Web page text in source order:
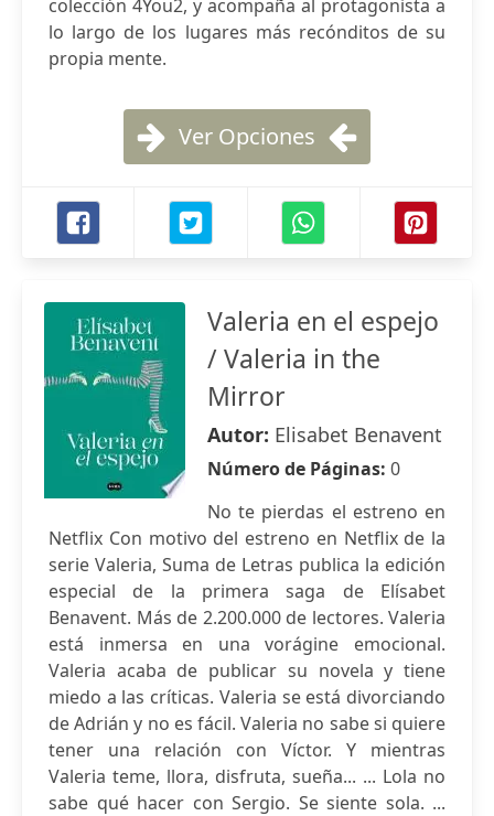
colección 4You2, y acompaña al protagonista a
lo largo de los lugares más recónditos de su
propia mente.
Ver Opciones
Valeria en el espejo
/ Valeria in the
Mirror
Autor: Elisabet Benavent
Número de Páginas: 0
No te pierdas el estreno en
Netflix Con motivo del estreno en Netflix de la
serie Valeria, Suma de Letras publica la edición
especial de la primera saga de Elísabet
Benavent. Más de 2.200.000 de lectores. Valeria
está inmersa en una vorágine emocional.
Valeria acaba de publicar su novela y tiene
miedo a las críticas. Valeria se está divorciando
de Adrián y no es fácil. Valeria no sabe si quiere
tener una relación con Víctor. Y mientras
Valeria teme, llora, disfruta, sueña... ... Lola no
sabe qué hacer con Sergio. Se siente sola. ...